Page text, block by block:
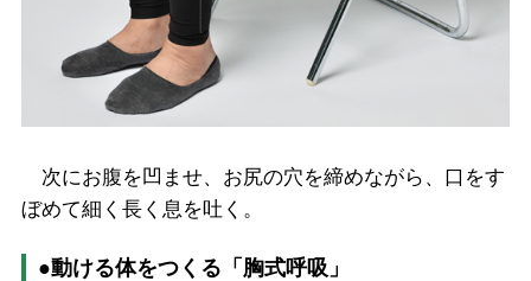
次にお腹を凹ませ、お尻の穴を締めながら、口をす
ぼめて細く長く息を吐く。
●動ける体をつくる「胸式呼吸」